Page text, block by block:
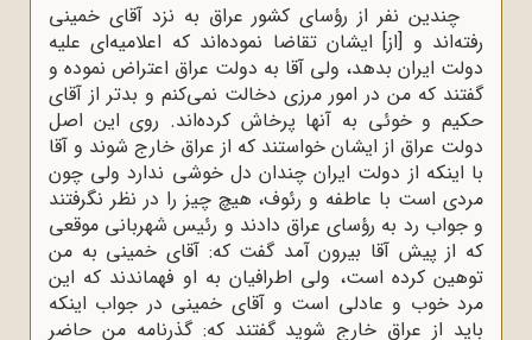
چندین نفر از رؤسای کشور عراق به نزد آقای خمینی
رفته‌اند و [از] ایشان تقاضا نموده‌اند که اعلامیه‌ای علیه
دولت ایران بدهد، ولی آقا به دولت عراق اعتراض نموده و
گفتند که من در امور مرزی دخالت نمی‌کنم و بدتر از آقای
حکیم و خوئی به آنها پرخاش کرده‌اند. روی این اصل
دولت عراق از ایشان خواستند که از عراق خارج شوند و آقا
با اینکه از دولت ایران چندان دل خوشی ندارد ولی چون
مردی است با عاطفه و رئوف، هیچ چیز را در نظر نگرفتند
و جواب رد به رؤسای عراق دادند و رئیس شهربانی موقعی
که از پیش آقا بیرون آمد گفت که: آقای خمینی به من
توهین کرده است، ولی اطرافیان به او فهماندند که این
مرد خوب و عادلی است و آقای خمینی در جواب اینکه
باید از عراق خارج شوید گفتند که: گذرنامه من حاضر